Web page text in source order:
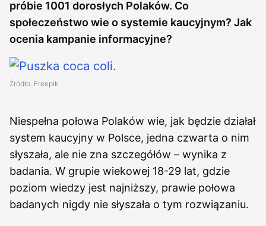
próbie 1001 dorosłych Polaków. Co
społeczeństwo wie o systemie kaucyjnym? Jak
ocenia kampanie informacyjne?
Źródło: Freepik
Niespełna połowa Polaków wie, jak będzie działał
system kaucyjny w Polsce, jedna czwarta o nim
słyszała, ale nie zna szczegółów – wynika z
badania. W grupie wiekowej 18-29 lat, gdzie
poziom wiedzy jest najniższy, prawie połowa
badanych nigdy nie słyszała o tym rozwiązaniu.